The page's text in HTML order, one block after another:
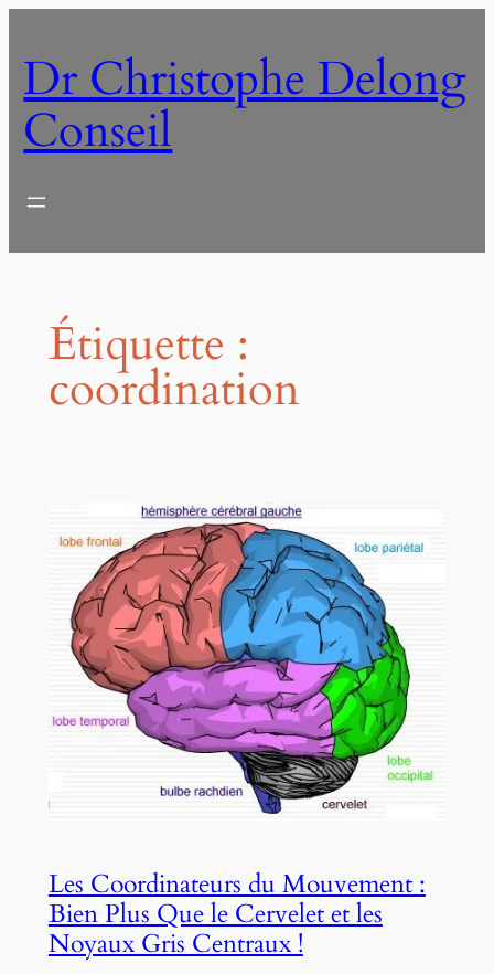
contenu
Dr Christophe Delong
Conseil
Étiquette :
coordination
Les Coordinateurs du Mouvement :
Bien Plus Que le Cervelet et les
Noyaux Gris Centraux !